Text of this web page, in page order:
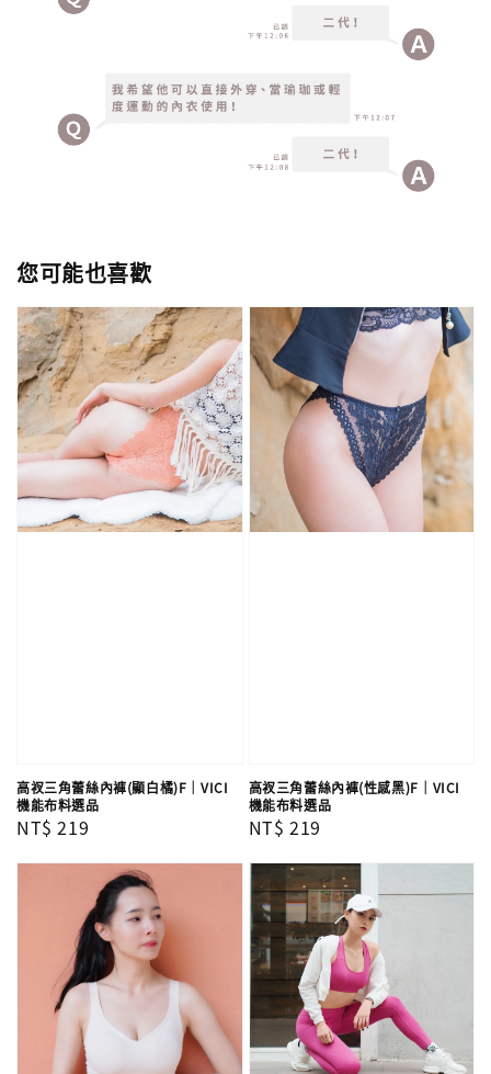
您可能也喜歡
高衩三角蕾絲內褲(顯白橘)F｜VICI
機能布料選品
Regular
NT$ 219
高衩三角蕾絲內褲(性感黑)F｜VICI
機能布料選品
Regular
NT$ 219